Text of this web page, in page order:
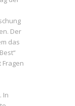
Der
das
In